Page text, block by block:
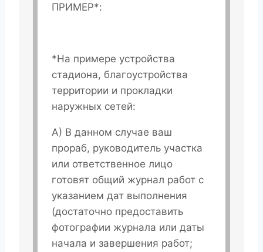
ПРИМЕР*:
*На примере устройства
стадиона, благоустройства
территории и прокладки
наружных сетей:
А) В данном случае ваш
прораб, руководитель участка
или ответственное лицо
готовят общий журнал работ с
указанием дат выполнения
(достаточно предоставить
фотографии журнала или даты
начала и завершения работ;